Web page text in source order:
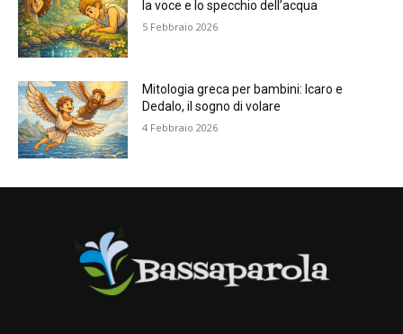
la voce e lo specchio dell’acqua
5 Febbraio 2026
Mitologia greca per bambini: Icaro e
Dedalo, il sogno di volare
4 Febbraio 2026